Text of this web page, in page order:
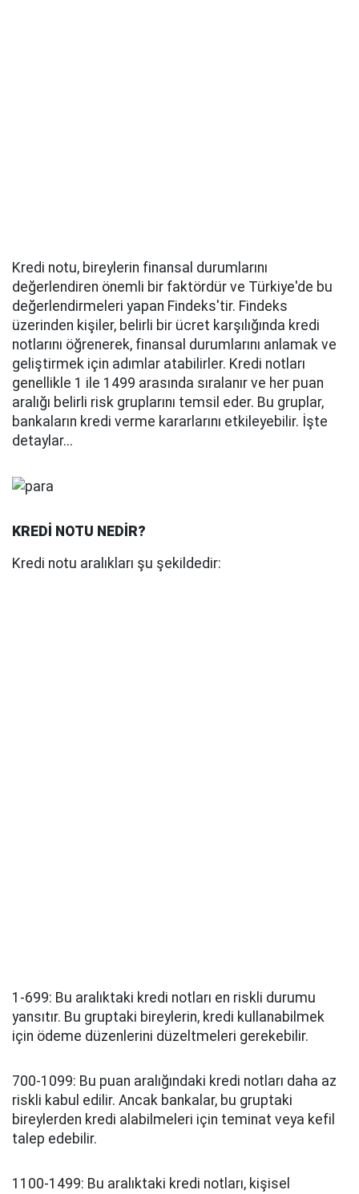
Kredi notu, bireylerin finansal durumlarını
değerlendiren önemli bir faktördür ve Türkiye'de bu
değerlendirmeleri yapan Findeks'tir. Findeks
üzerinden kişiler, belirli bir ücret karşılığında kredi
notlarını öğrenerek, finansal durumlarını anlamak ve
geliştirmek için adımlar atabilirler. Kredi notları
genellikle 1 ile 1499 arasında sıralanır ve her puan
aralığı belirli risk gruplarını temsil eder. Bu gruplar,
bankaların kredi verme kararlarını etkileyebilir. İşte
detaylar...
KREDİ NOTU NEDİR?
Kredi notu aralıkları şu şekildedir:
1-699: Bu aralıktaki kredi notları en riskli durumu
yansıtır. Bu gruptaki bireylerin, kredi kullanabilmek
için ödeme düzenlerini düzeltmeleri gerekebilir.
700-1099: Bu puan aralığındaki kredi notları daha az
riskli kabul edilir. Ancak bankalar, bu gruptaki
bireylerden kredi alabilmeleri için teminat veya kefil
talep edebilir.
1100-1499: Bu aralıktaki kredi notları, kişisel